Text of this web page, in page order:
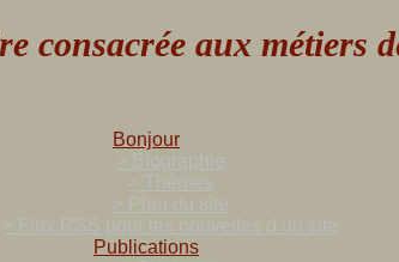
aux métiers
Bonjour
> Biographie
> Thèmes
> Plan du site
> Flux RSS pour les nouvelles d’un site
Publications